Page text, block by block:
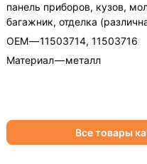
панель приборов, кузов,
багажник, отделка
OEM—11503714, 11503716
Материал—металл
Все товары